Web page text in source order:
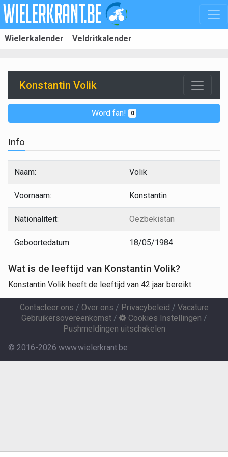
Wielerkalender Veldritkalender
Konstantin Volik
Word fan! 0
Info
Naam: Volik
Voornaam: Konstantin
Nationaliteit: Oezbekistan
Geboortedatum: 18/05/1984
Wat is de leeftijd van Konstantin Volik?
Konstantin Volik heeft de leeftijd van 42 jaar bereikt.
Contacteer ons / Over ons / Privacybeleid / Vacature
Gebruikersovereenkomst/ Cookies Instellingen /
Pushmeldingen uitschakelen
© 2016-2026 www.wielerkrant.be